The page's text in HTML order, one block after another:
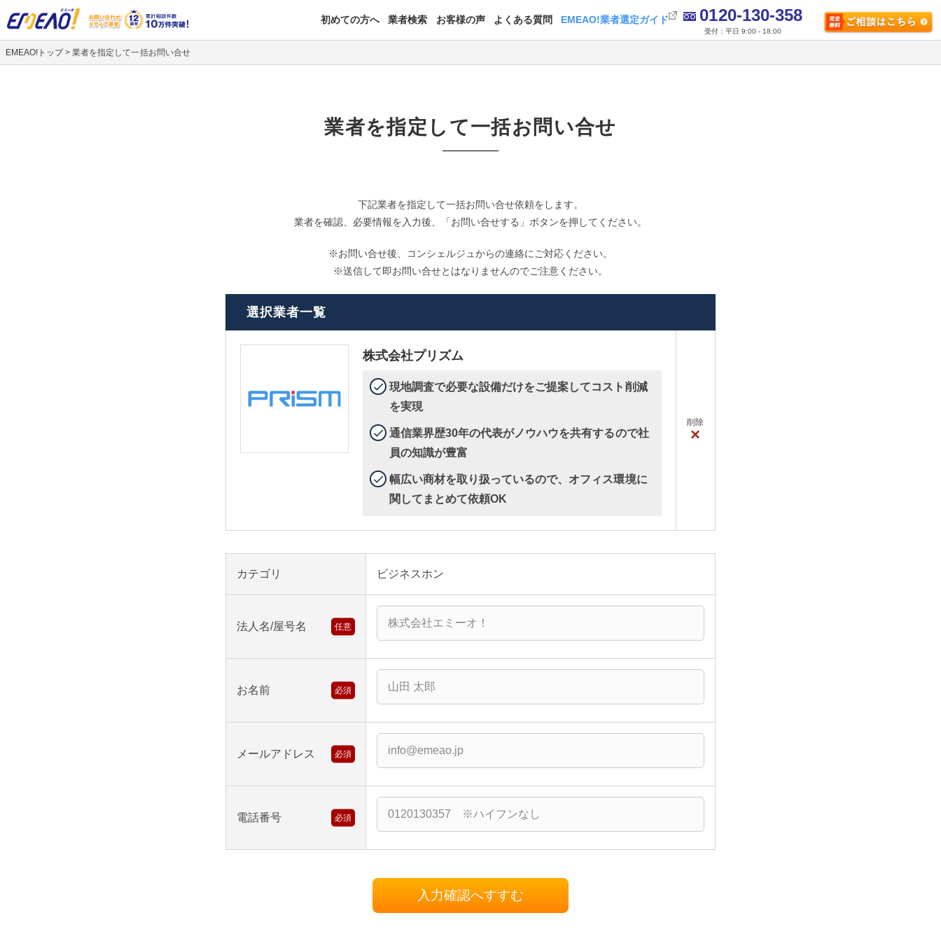
初めての方へ 業者検索 お客様の声 よくある質問 EMEAO!業者選定ガイド 0120-130-358
受付：平日 9:00 - 18:00
EMEAO!トップ>業者を指定して一括お問い合せ
業者を指定して一括お問い合せ
下記業者を指定して一括お問い合せ依頼をします。
業者を確認、必要情報を入力後、「お問い合せする」ボタンを押してください。
※お問い合せ後、コンシェルジュからの連絡にご対応ください。
※送信して即お問い合せとはなりませんのでご注意ください。
選択業者一覧
株式会社プリズム
現地調査で必要な設備だけをご提案してコスト削減
を実現
通信業界歴30年の代表がノウハウを共有するので社
員の知識が豊富
幅広い商材を取り扱っているので、オフィス環境に
関してまとめて依頼OK
削除
×
カテゴリ ビジネスホン
法人名/屋号名 任意
お名前 必須
メールアドレス 必須
電話番号 必須
入力確認へすすむ